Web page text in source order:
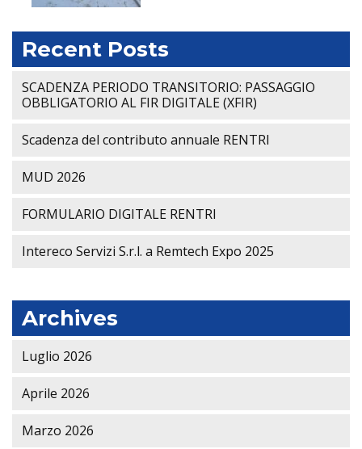
Recent Posts
SCADENZA PERIODO TRANSITORIO: PASSAGGIO
OBBLIGATORIO AL FIR DIGITALE (XFIR)
Scadenza del contributo annuale RENTRI
MUD 2026
FORMULARIO DIGITALE RENTRI
Intereco Servizi S.r.l. a Remtech Expo 2025
Archives
Luglio 2026
Aprile 2026
Marzo 2026